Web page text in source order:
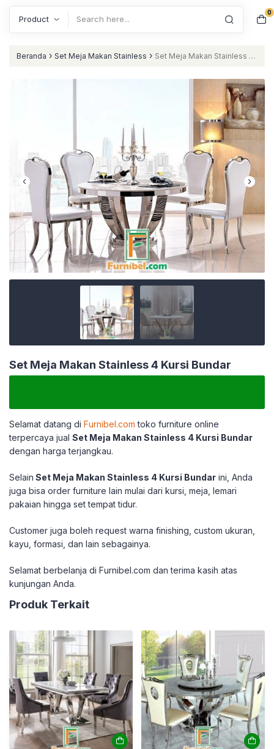
0
Beranda › Set Meja Makan Stainless › Set Meja Makan Stainless 4
Set Meja Makan Stainless 4 Kursi Bundar
Selamat datang di Furnibel.com toko furniture online
terpercaya jual Set Meja Makan Stainless 4 Kursi Bundar
dengan harga terjangkau.
Selain Set Meja Makan Stainless 4 Kursi Bundar ini, Anda
juga bisa order furniture lain mulai dari kursi, meja, lemari
pakaian hingga set tempat tidur.
Customer juga boleh request warna finishing, custom ukuran,
kayu, formasi, dan lain sebagainya.
Selamat berbelanja di Furnibel.com dan terima kasih atas
kunjungan Anda.
Produk Terkait